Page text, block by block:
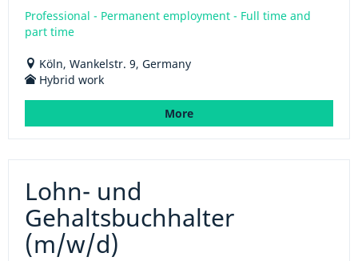
Professional - Permanent employment - Full time and
part time
Köln, Wankelstr. 9, Germany
Hybrid work
More
Lohn- und
Gehaltsbuchhalter
(m/w/d)